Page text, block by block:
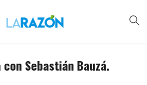
Sebastián Bauzá.